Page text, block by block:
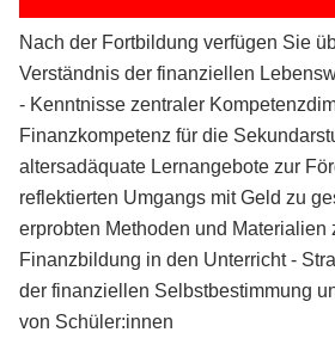
Nach der Fortbildung verfügen Sie
Verständnis der finanziellen
- Kenntnisse zentraler
Finanzkompetenz für die
altersadäquate Lernangebote zur
reflektierten Umgangs mit Geld zu
erprobten Methoden und Materialien
Finanzbildung in den Unterricht -
der finanziellen Selbstbestimmung
von Schüler:innen